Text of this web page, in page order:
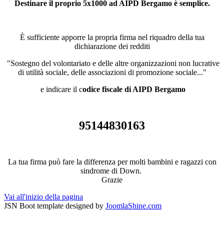
Destinare il proprio 5x1000 ad AIPD Bergamo è semplice.
È sufficiente apporre la propria firma nel riquadro della tua
dichiarazione dei redditi
"Sostegno del volontariato e delle altre organizzazioni non lucrative
di utilità sociale, delle associazioni di promozione sociale..."
e indicare il codice fiscale di AIPD Bergamo
95144830163
La tua firma può fare la differenza per molti bambini e ragazzi con
sindrome di Down.
Grazie
Vai all'inizio della pagina
JSN Boot template designed by JoomlaShine.com